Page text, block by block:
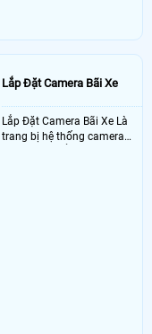
Lắp Đặt Camera Bãi Xe
Lắp Đặt Camera Bãi Xe Là
trang bị hệ thống camera